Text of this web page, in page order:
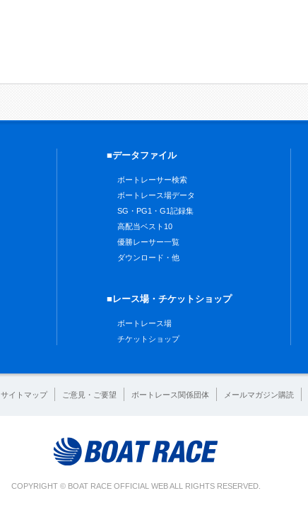
■データファイル
ボートレーサー検索
ボートレース場データ
SG・PG1・G1記録集
高配当ベスト10
優勝レーサー一覧
ダウンロード・他
■レース場・チケットショップ
ボートレース場
チケットショップ
サイトマップ ご意見・ご要望 ボートレース関係団体 メールマガジン購読
COPYRIGHT © BOAT RACE OFFICIAL WEB ALL RIGHTS RESERVED.